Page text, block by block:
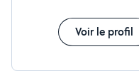
Voir le profil